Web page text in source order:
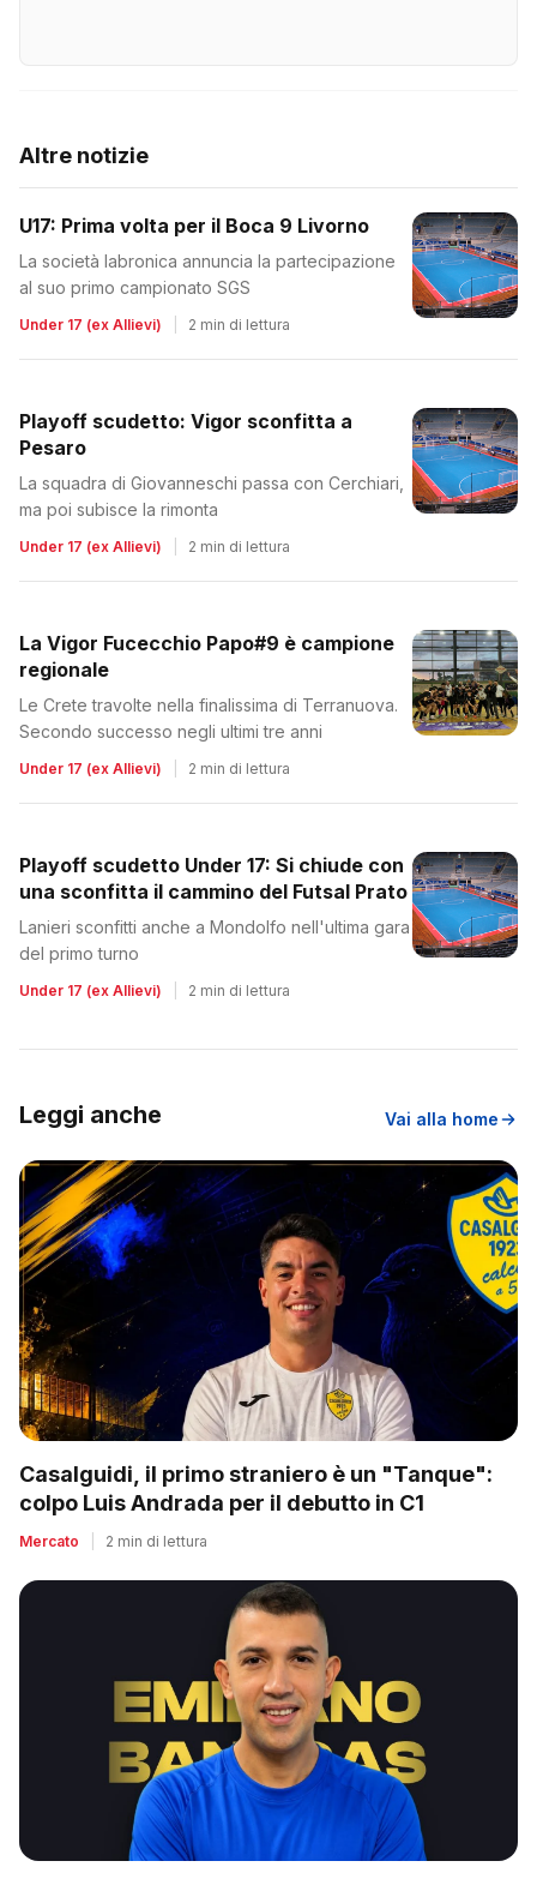
Altre notizie
U17: Prima volta per il Boca 9 Livorno
La società labronica annuncia la partecipazione
al suo primo campionato SGS
Under 17 (ex Allievi) 2 min di lettura
Playoff scudetto: Vigor sconfitta a
Pesaro
La squadra di Giovanneschi passa con Cerchiari,
ma poi subisce la rimonta
Under 17 (ex Allievi) 2 min di lettura
La Vigor Fucecchio Papo#9 è campione
regionale
Le Crete travolte nella finalissima di Terranuova.
Secondo successo negli ultimi tre anni
Under 17 (ex Allievi) 2 min di lettura
Playoff scudetto Under 17: Si chiude con
una sconfitta il cammino del Futsal Prato
Lanieri sconfitti anche a Mondolfo nell'ultima gara
del primo turno
Under 17 (ex Allievi) 2 min di lettura
Leggi anche Vai alla home
Casalguidi, il primo straniero è un "Tanque":
colpo Luis Andrada per il debutto in C1
Mercato 2 min di lettura